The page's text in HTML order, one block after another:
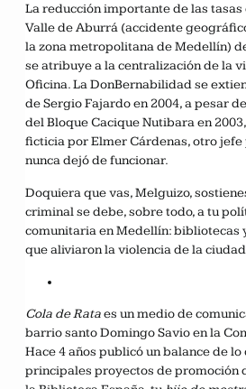
La reducción importante de las
Valle de Aburrá (accidente
la zona metropolitana de Medellín)
se atribuye a la centralización de la
Oficina. La DonBernabilidad se
de Sergio Fajardo en 2004, a pesar
del Bloque Cacique Nutibara en
ficticia por Elmer Cárdenas, otro
nunca dejó de funcionar.
Doquiera que vas, Melguizo,
criminal se debe, sobre todo, a tu
comunitaria en Medellín: bibliotecas
que aliviaron la violencia de la
Cola de Rataes un medio de
barrio santo Domingo Savio en la
Hace 4 años publicó un balance de lo
principales proyectos de promoción